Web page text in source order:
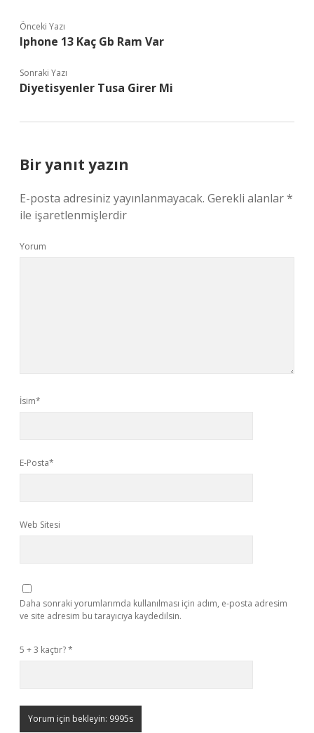
Önceki Yazı
Iphone 13 Kaç Gb Ram Var
Sonraki Yazı
Diyetisyenler Tusa Girer Mi
Bir yanıt yazın
E-posta adresiniz yayınlanmayacak. Gerekli alanlar*
ile işaretlenmişlerdir
Yorum
İsim*
E-Posta*
Web Sitesi
Daha sonraki yorumlarımda kullanılması için adım, e-posta adresim
ve site adresim bu tarayıcıya kaydedilsin.
5 + 3 kaçtır?*